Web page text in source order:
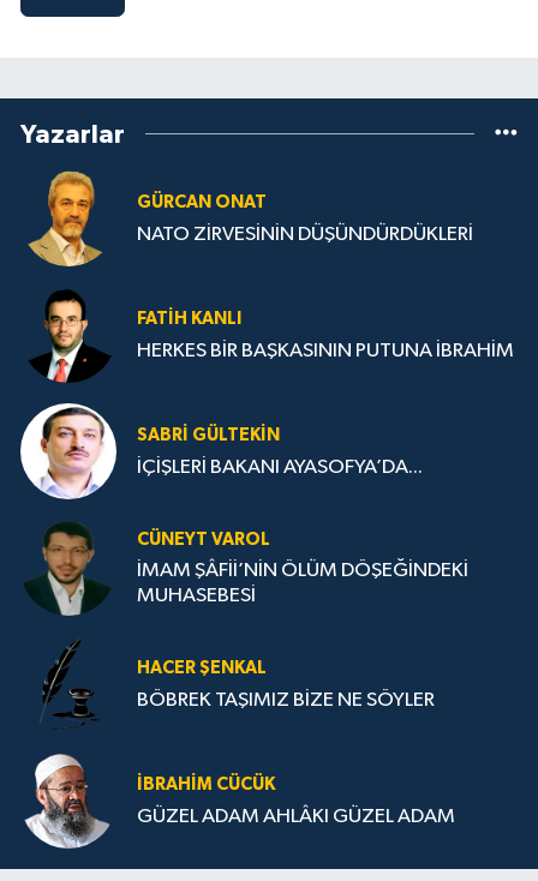
Yazarlar
GÜRCAN ONAT
NATO ZİRVESİNİN DÜŞÜNDÜRDÜKLERİ
FATIH KANLI
HERKES BİR BAŞKASININ PUTUNA İBRAHİM
SABRI GÜLTEKIN
İÇİŞLERİ BAKANI AYASOFYA’DA...
CÜNEYT VAROL
İMAM ŞÂFİİ’NİN ÖLÜM DÖŞEĞİNDEKİ
MUHASEBESİ
HACER ŞENKAL
BÖBREK TAŞIMIZ BİZE NE SÖYLER
İBRAHIM CÜCÜK
GÜZEL ADAM AHLÂKI GÜZEL ADAM